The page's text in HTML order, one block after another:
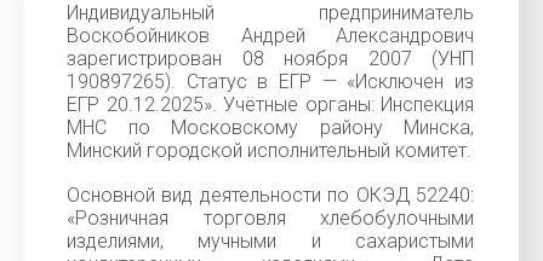
Индивидуальный предприниматель
Воскобойников Андрей Александрович
зарегистрирован 08 ноября 2007 (УНП
190897265). Статус в ЕГР — «Исключен из
ЕГР 20.12.2025». Учётные органы: Инспекция
МНС по Московскому району Минска,
Минский городской исполнительный комитет.
Основной вид деятельности по ОКЭД 52240:
«Розничная торговля хлебобулочными
изделиями, мучными и сахаристыми